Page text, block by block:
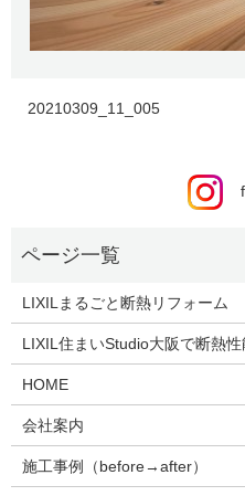
20210309_11_005
LIXILまるごと断熱リフォーム
LIXIL住まいStudio大阪で断熱
HOME
会社案内
施工事例（before→after）